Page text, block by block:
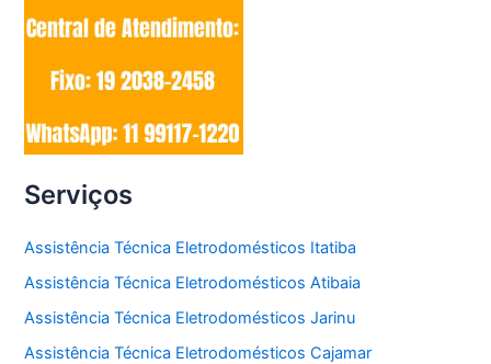
Serviços
Assistência Técnica Eletrodomésticos Itatiba
Assistência Técnica Eletrodomésticos Atibaia
Assistência Técnica Eletrodomésticos Jarinu
Assistência Técnica Eletrodomésticos Cajamar